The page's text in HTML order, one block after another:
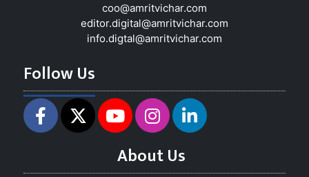
coo@amritvichar.com
editor.digital@amritvichar.com
info.digtal@amritvichar.com
Follow Us
About Us